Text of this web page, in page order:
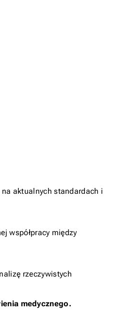
aktualnych standardach i
współpracy między
rzeczywistych
medycznego.